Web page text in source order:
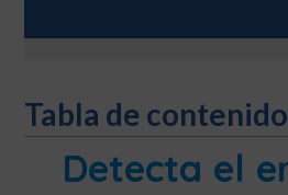
Tabla de
Detecta el